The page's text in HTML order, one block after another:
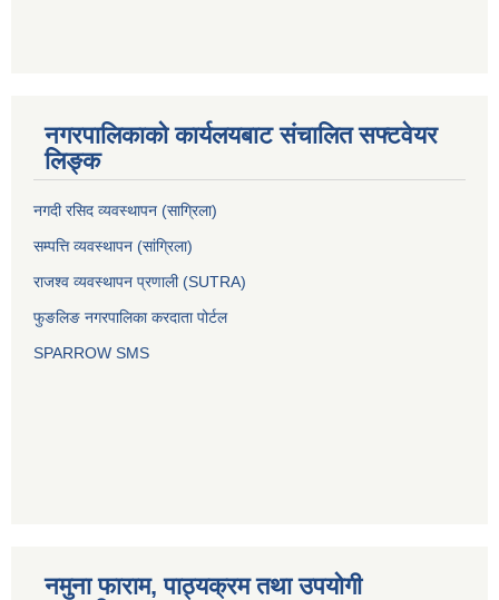
नगरपालिकाको कार्यलयबाट संचालित सफ्टवेयर
लिङ्क
नगदी रसिद व्यवस्थापन (साग्रिला)
सम्पत्ति व्यवस्थापन (सांग्रिला)
राजश्व व्यवस्थापन प्रणाली (SUTRA)
फुङलिङ नगरपालिका करदाता पोर्टल
SPARROW SMS
नमुना फाराम, पाठ्यक्रम तथा उपयोगी